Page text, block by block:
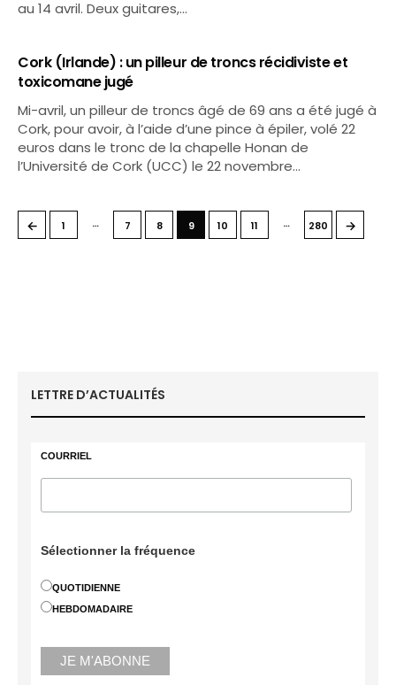
au 14 avril. Deux guitares,…
Cork (Irlande) : un pilleur de troncs récidiviste et
toxicomane jugé
Mi-avril, un pilleur de troncs âgé de 69 ans a été jugé à
Cork, pour avoir, à l’aide d’une pince à épiler, volé 22
euros dans le tronc de la chapelle Honan de
l’Université de Cork (UCC) le 22 novembre…
← 1 … 7 8 9 10 11 … 280 →
LETTRE D’ACTUALITÉS
COURRIEL
Sélectionner la fréquence
QUOTIDIENNE
HEBDOMADAIRE